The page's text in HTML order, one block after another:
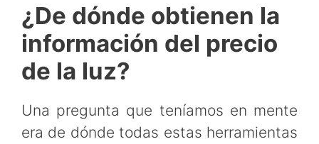
¿De dónde obtienen la
información del precio
de la luz?
Una pregunta que teníamos en mente
era de dónde todas estas herramientas